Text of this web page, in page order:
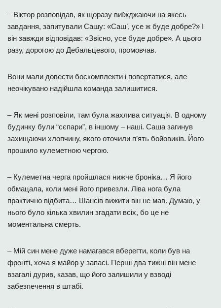
– Віктор розповідав, як щоразу виїжджаючи на якесь
завдання, запитували Сашу: «Саш’, усе ж буде добре?» І
він завжди відповідав: «Звісно, усе буде добре». А цього
разу, дорогою до Дебальцевого, промовчав.
Вони мали довести боєкомплекти і повертатися, але
неочікувано надійшла команда залишитися.
– Як мені розповіли, там була жахлива ситуація. В одному
будинку були “сєпари”, в іншому – наші. Саша загинув
захищаючи хлопчину, якого оточили п’ять бойовиків. Його
прошило кулеметною чергою.
– Кулеметна черга пройшлася нижче броніка… Я його
обмацала, коли мені його привезли. Ліва нога була
практично відбита… Шансів вижити він не мав. Думаю, у
нього було кілька хвилин згадати всіх, бо це не
моментальна смерть.
– Мій син мене дуже намагався вберегти, коли був на
фронті, хоча я майор у запасі. Перші два тижні він мене
взагалі дурив, казав, що його залишили у взводі
забезпечення в штабі.